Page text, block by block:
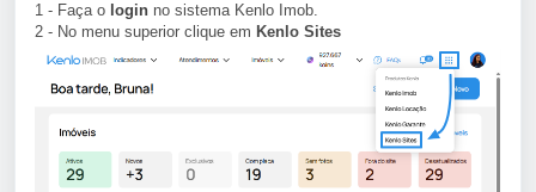
1 - Faça o login no sistema Kenlo Imob.
2 - No menu superior clique em Kenlo Sites